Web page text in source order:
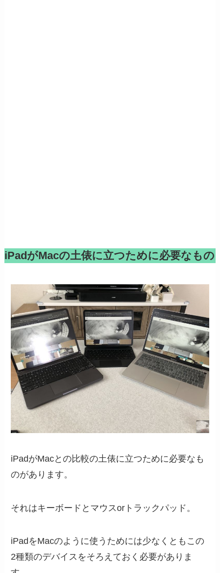
iPadがMacの土俵に立つために必要なもの
iPadがMacとの比較の土俵に立つために必要なも
のがあります。
それはキーボードとマウスorトラックパッド。
iPadをMacのように使うためには少なくともこの
2種類のデバイスをそろえておく必要がありま